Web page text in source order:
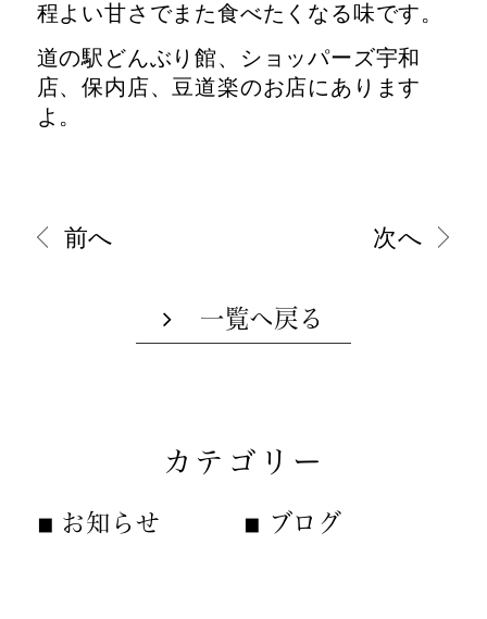
程よい甘さでまた食べたくなる味です。
道の駅どんぶり館、ショッパーズ宇和
店、保内店、豆道楽のお店にあります
よ。
前へ 次へ
一覧へ戻る
カテゴリー
お知らせ ブログ